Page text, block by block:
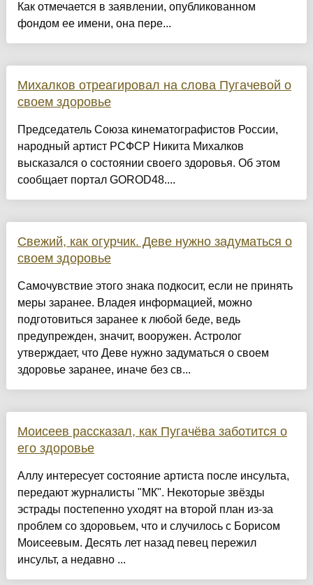
Как отмечается в заявлении, опубликованном
фондом ее имени, она пере...
Михалков отреагировал на слова Пугачевой о
своем здоровье
Председатель Союза кинематографистов России,
народный артист РСФСР Никита Михалков
высказался о состоянии своего здоровья. Об этом
сообщает портал GOROD48....
Свежий, как огурчик. Деве нужно задуматься о
своем здоровье
Самочувствие этого знака подкосит, если не принять
меры заранее. Владея информацией, можно
подготовиться заранее к любой беде, ведь
предупрежден, значит, вооружен. Астролог
утверждает, что Деве нужно задуматься о своем
здоровье заранее, иначе без св...
Моисеев рассказал, как Пугачёва заботится о
его здоровье
Аллу интересует состояние артиста после инсульта,
передают журналисты "МК". Некоторые звёзды
эстрады постепенно уходят на второй план из-за
проблем со здоровьем, что и случилось с Борисом
Моисеевым. Десять лет назад певец пережил
инсульт, а недавно ...